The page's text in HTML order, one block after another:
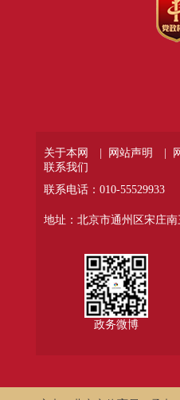
关于本网 | 网站声明 |
联系我们
联系电话：010-55529933
地址：北京市通州区宋庄南
政务微博